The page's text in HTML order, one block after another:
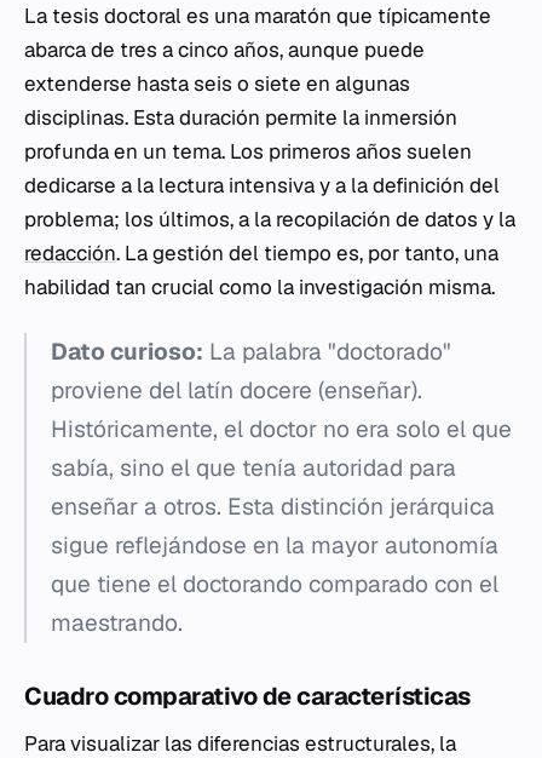
La tesis doctoral es una maratón que típicamente
abarca de tres a cinco años, aunque puede
extenderse hasta seis o siete en algunas
disciplinas. Esta duración permite la inmersión
profunda en un tema. Los primeros años suelen
dedicarse a la lectura intensiva y a la definición del
problema; los últimos, a la recopilación de datos y la
redacción. La gestión del tiempo es, por tanto, una
habilidad tan crucial como la investigación misma.
Dato curioso: La palabra "doctorado"
proviene del latín docere (enseñar).
Históricamente, el doctor no era solo el que
sabía, sino el que tenía autoridad para
enseñar a otros. Esta distinción jerárquica
sigue reflejándose en la mayor autonomía
que tiene el doctorando comparado con el
maestrando.
Cuadro comparativo de características
Para visualizar las diferencias estructurales, la